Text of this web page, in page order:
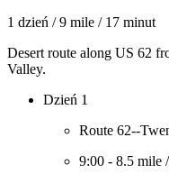
1 dzień /9 mile / 17 minut
Desert route along US 62
Valley.
Dzień 1
Route 62--
9:00 - 8.5 mile /